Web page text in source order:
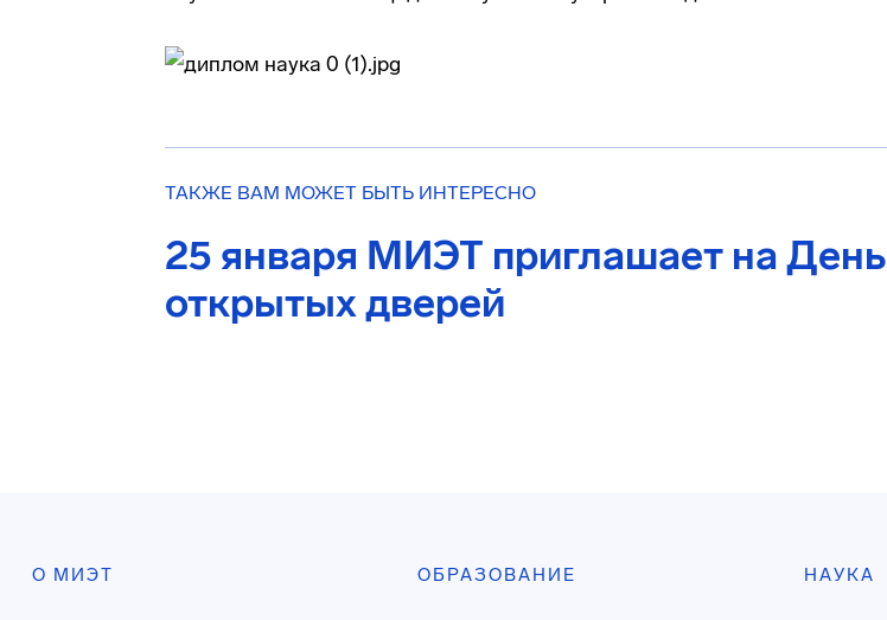
ТАКЖЕ ВАМ МОЖЕТ БЫТЬ ИНТЕРЕСНО
25 января МИЭТ приглашает на День
открытых дверей
О МИЭТ ОБРАЗОВАНИЕ НАУКА